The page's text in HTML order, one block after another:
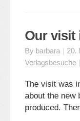
Our visit
By barbara | 20.
Verlagsbesuche |
The visit was
about the new
produced.